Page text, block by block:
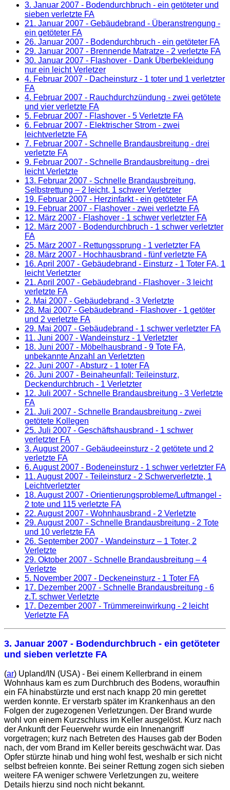
3. Januar 2007 - Bodendurchbruch - ein getöteter und
sieben verletzte FA
21. Januar 2007 - Gebäudebrand - Überanstrengung -
ein getöteter FA
26. Januar 2007 - Bodendurchbruch - ein getöteter FA
29. Januar 2007 - Brennende Matratze - 2 verletzte FA
30. Januar 2007 - Flashover - Dank Überbekleidung
nur ein leicht Verletzer
4. Februar 2007 - Dacheinsturz - 1 toter und 1 verletzter
FA
4. Februar 2007 - Rauchdurchzündung - zwei getötete
und vier verletzte FA
5. Februar 2007 - Flashover - 5 Verletzte FA
6. Februar 2007 - Elektrischer Strom - zwei
leichtverletzte FA
7. Februar 2007 - Schnelle Brandausbreitung - drei
verletzte FA
9. Februar 2007 - Schnelle Brandausbreitung - drei
leicht Verletzte
13. Februar 2007 - Schnelle Brandausbreitung,
Selbstrettung – 2 leicht, 1 schwer Verletzter
19. Februar 2007 - Herzinfarkt - ein getöteter FA
19. Februar 2007 - Flashover - zwei verletzte FA
12. März 2007 - Flashover - 1 schwer verletzter FA
12. März 2007 - Bodendurchbruch - 1 schwer verletzter
FA
25. März 2007 - Rettungssprung - 1 verletzter FA
28. März 2007 - Hochhausbrand - fünf verletzte FA
16. April 2007 - Gebäudebrand - Einsturz - 1 Toter FA, 1
leicht Verletzter
21. April 2007 - Gebäudebrand - Flashover - 3 leicht
verletzte FA
2. Mai 2007 - Gebäudebrand - 3 Verletzte
28. Mai 2007 - Gebäudebrand - Flashover - 1 getöter
und 2 verletzte FA
29. Mai 2007 - Gebäudebrand - 1 schwer verletzter FA
11. Juni 2007 - Wandeinsturz - 1 Verletzter
18. Juni 2007 - Möbelhausbrand - 9 Tote FA,
unbekannte Anzahl an Verletzten
22. Juni 2007 - Absturz - 1 toter FA
26. Juni 2007 - Beinaheunfall: Teileinsturz,
Deckendurchbruch - 1 Verletzter
12. Juli 2007 - Schnelle Brandausbreitung - 3 Verletzte
FA
21. Juli 2007 - Schnelle Brandausbreitung - zwei
getötete Kollegen
25. Juli 2007 - Geschäftshausbrand - 1 schwer
verletzter FA
3. August 2007 - Gebäudeeinsturz - 2 getötete und 2
verletzte FA
6. August 2007 - Bodeneinsturz - 1 schwer verletzter FA
11. August 2007 - Teileinsturz - 2 Schwerverletzte, 1
Leichtverletzter
18. August 2007 - Orientierungsprobleme/Luftmangel -
2 tote und 115 verletzte FA
22. August 2007 - Wohnhausbrand - 2 Verletzte
29. August 2007 - Schnelle Brandausbreitung - 2 Tote
und 10 verletzte FA
26. September 2007 - Wandeinsturz – 1 Toter, 2
Verletzte
29. Oktober 2007 - Schnelle Brandausbreitung – 4
Verletzte
5. November 2007 - Deckeneinsturz - 1 Toter FA
17. Dezember 2007 - Schnelle Brandausbreitung - 6
z.T. schwer Verletzte
17. Dezember 2007 - Trümmereinwirkung - 2 leicht
Verletzte FA
3. Januar 2007 - Bodendurchbruch - ein getöteter
und sieben verletzte FA
(ar) Upland/IN (USA) - Bei einem Kellerbrand in einem
Wohnhaus kam es zum Durchbruch des Bodens, woraufhin
ein FA hinabstürzte und erst nach knapp 20 min gerettet
werden konnte. Er verstarb später im Krankenhaus an den
Folgen der zugezogenen Verletzungen. Der Brand wurde
wohl von einem Kurzschluss im Keller ausgelöst. Kurz nach
der Ankunft der Feuerwehr wurde ein Innenangriff
vorgetragen; kurz nach Betreten des Hauses gab der Boden
nach, der vom Brand im Keller bereits geschwächt war. Das
Opfer stürzte hinab und hing wohl fest, weshalb er sich nicht
selbst befreien konnte. Bei seiner Rettung zogen sich sieben
weitere FA weniger schwere Verletzungen zu, weitere
Details hierzu sind noch nicht bekannt.